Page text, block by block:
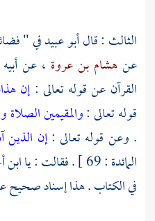
الثالث : قالأبو عبيدفي "
عنهشام بن عروة ، عن
القرآن عن قوله تعالى :إن
قوله تعالى :والمقيمين الصلاة
. وعن قوله تعالى :إن الذين
المائدة : 69 ] .
في الكتاب . هذا إسناد صحيح